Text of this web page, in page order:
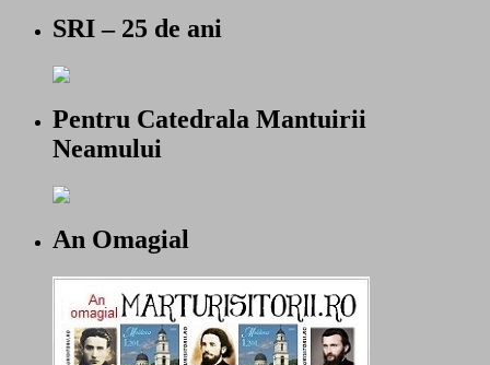
SRI – 25 de ani
Pentru Catedrala Mantuirii
Neamului
An Omagial